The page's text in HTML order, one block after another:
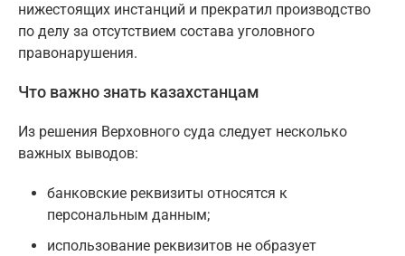
нижестоящих инстанций и прекратил производство
по делу за отсутствием состава уголовного
правонарушения.
Что важно знать казахстанцам
Из решения Верховного суда следует несколько
важных выводов:
банковские реквизиты относятся к
персональным данным;
использование реквизитов не образует